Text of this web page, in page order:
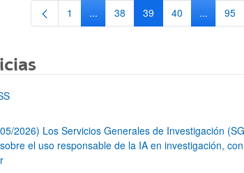
Página
1 ...Páginas intermedias Use TAB
Página
38 Página
39 Página
40 ...Páginas
95
2026) Los Servicios Generales de Investigación
el uso responsable de la IA en investigación,